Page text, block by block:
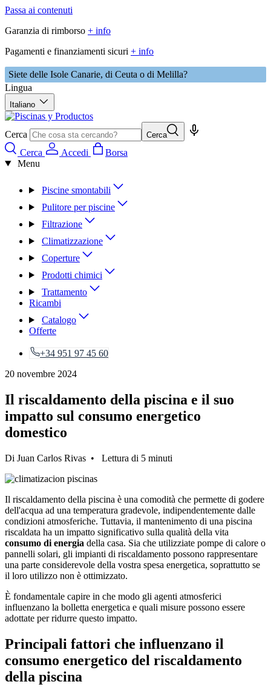
Passa ai contenuti
Garanzia di rimborso + info
Pagamenti e finanziamenti sicuri + info
Siete delle Isole Canarie, di Ceuta o di Melilla?
Lingua
Italiano
Cerca Cerca
Cerca Accedi
Borsa
Menu
Piscine smontabili
Pulitore per piscine
Filtrazione
Climatizzazione
Coperture
Prodotti chimici
Trattamento
Ricambi
Catalogo
Offerte
+34 951 97 45 60
20 novembre 2024
Il riscaldamento della piscina e il suo
impatto sul consumo energetico
domestico
Di Juan Carlos Rivas • Lettura di 5 minuti
Il riscaldamento della piscina è una comodità che permette di godere
dell'acqua ad una temperatura gradevole, indipendentemente dalle
condizioni atmosferiche. Tuttavia, il mantenimento di una piscina
riscaldata ha un impatto significativo sulla qualità della vita
consumo di energia della casa. Sia che utilizziate pompe di calore o
pannelli solari, gli impianti di riscaldamento possono rappresentare
una parte considerevole della vostra spesa energetica, soprattutto se
il loro utilizzo non è ottimizzato.
È fondamentale capire in che modo gli agenti atmosferici
influenzano la bolletta energetica e quali misure possono essere
adottate per ridurre questo impatto.
Principali fattori che influenzano il
consumo energetico del riscaldamento
della piscina